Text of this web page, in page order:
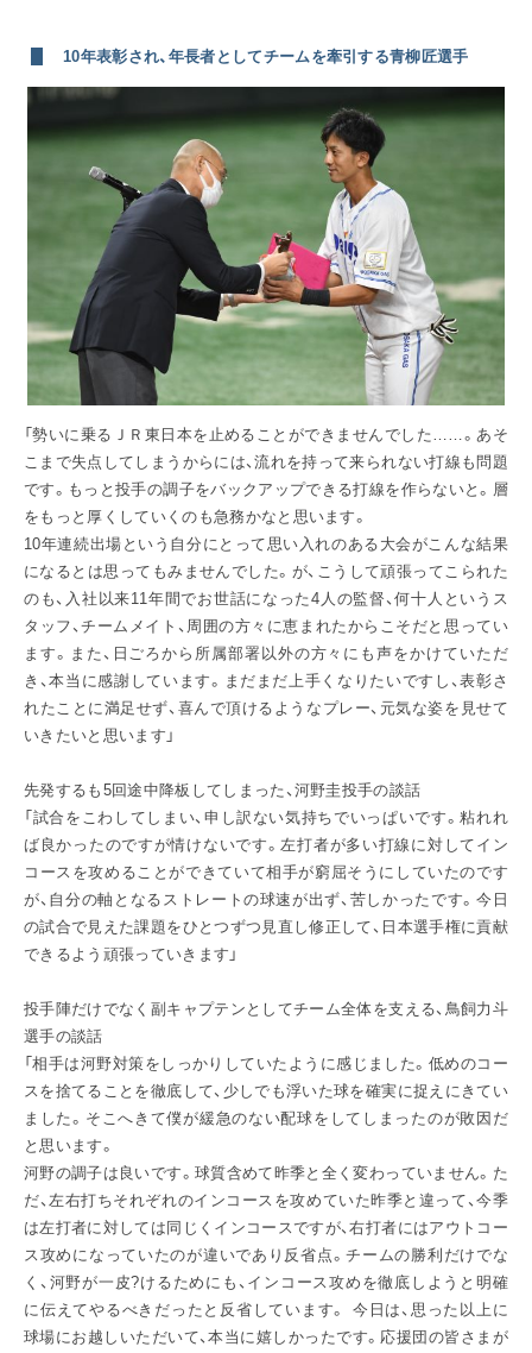
10年表彰され、年長者としてチームを牽引する青柳匠選手
「勢いに乗るＪＲ東日本を止めることができませんでした……。あそ
こまで失点してしまうからには、流れを持って来られない打線も問題
です。もっと投手の調子をバックアップできる打線を作らないと。層
をもっと厚くしていくのも急務かなと思います。
10年連続出場という自分にとって思い入れのある大会がこんな結果
になるとは思ってもみませんでした。が、こうして頑張ってこられた
のも、入社以来11年間でお世話になった4人の監督、何十人というス
タッフ、チームメイト、周囲の方々に恵まれたからこそだと思ってい
ます。また、日ごろから所属部署以外の方々にも声をかけていただ
き、本当に感謝しています。まだまだ上手くなりたいですし、表彰さ
れたことに満足せず、喜んで頂けるようなプレー、元気な姿を見せて
いきたいと思います」
先発するも5回途中降板してしまった、河野圭投手の談話
「試合をこわしてしまい、申し訳ない気持ちでいっぱいです。粘れれ
ば良かったのですが情けないです。左打者が多い打線に対してイン
コースを攻めることができていて相手が窮屈そうにしていたのです
が、自分の軸となるストレートの球速が出ず、苦しかったです。今日
の試合で見えた課題をひとつずつ見直し修正して、日本選手権に貢献
できるよう頑張っていきます」
投手陣だけでなく副キャプテンとしてチーム全体を支える、鳥飼力斗
選手の談話
「相手は河野対策をしっかりしていたように感じました。低めのコー
スを捨てることを徹底して、少しでも浮いた球を確実に捉えにきてい
ました。そこへきて僕が緩急のない配球をしてしまったのが敗因だ
と思います。
河野の調子は良いです。球質含めて昨季と全く変わっていません。た
だ、左右打ちそれぞれのインコースを攻めていた昨季と違って、今季
は左打者に対しては同じくインコースですが、右打者にはアウトコー
ス攻めになっていたのが違いであり反省点。チームの勝利だけでな
く、河野が一皮?けるためにも、インコース攻めを徹底しようと明確
に伝えてやるべきだったと反省しています。 今日は、思った以上に
球場にお越しいただいて、本当に嬉しかったです。応援団の皆さまが